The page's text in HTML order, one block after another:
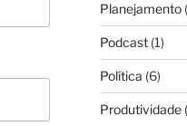
Planejamento
Podcast(1)
Política (6)
Produtividade